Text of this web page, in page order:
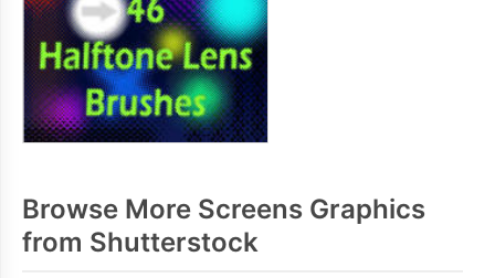
Browse More Screens Graphics
from Shutterstock